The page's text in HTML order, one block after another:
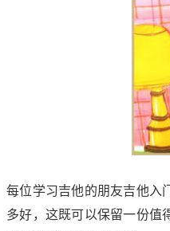
每位学习吉他的朋友吉他入
多好，这既可以保留一份值